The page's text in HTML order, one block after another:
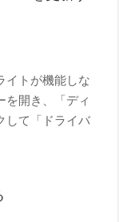
イトが機能しな
を開き、「ディ
して「ドライバ